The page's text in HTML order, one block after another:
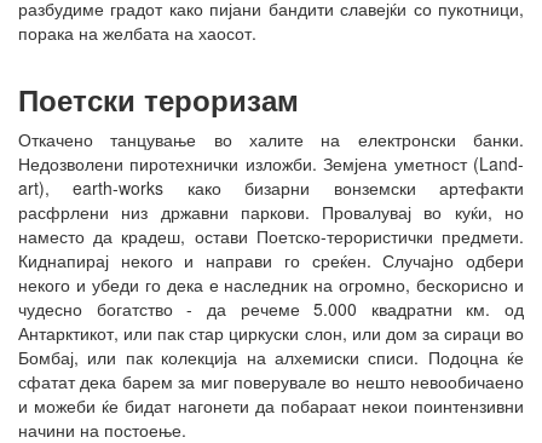
разбудиме градот како пијани бандити славејќи со пукотници,
порака на желбата на хаосот.
Поетски тероризам
Откачено танцување во халите на електронски банки.
Недозволени пиротехнички изложби. Земјена уметност (Land-
art), earth-works како бизарни вонземски артефакти
расфрлени низ државни паркови. Провалувај во куќи, но
наместо да крадеш, остави Поетско-терористички предмети.
Киднапирај некого и направи го среќен. Случајно одбери
некого и убеди го дека е наследник на огромно, бескорисно и
чудесно богатство - да речеме 5.000 квадратни км. од
Антарктикот, или пак стар циркуски слон, или дом за сираци во
Бомбај, или пак колекција на алхемиски списи. Подоцна ќе
сфатат дека барем за миг поверувале во нешто невообичаено
и можеби ќе бидат нагонети да побараат некои поинтензивни
начини на постоење.